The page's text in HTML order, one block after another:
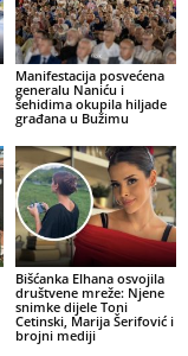
Manifestacija posvećena
generalu Naniću i
šehidima okupila hiljade
građana u Bužimu
Bišćanka Elhana osvojila
društvene mreže: Njene
snimke dijele Toni
Cetinski, Marija Šerifović i
brojni mediji